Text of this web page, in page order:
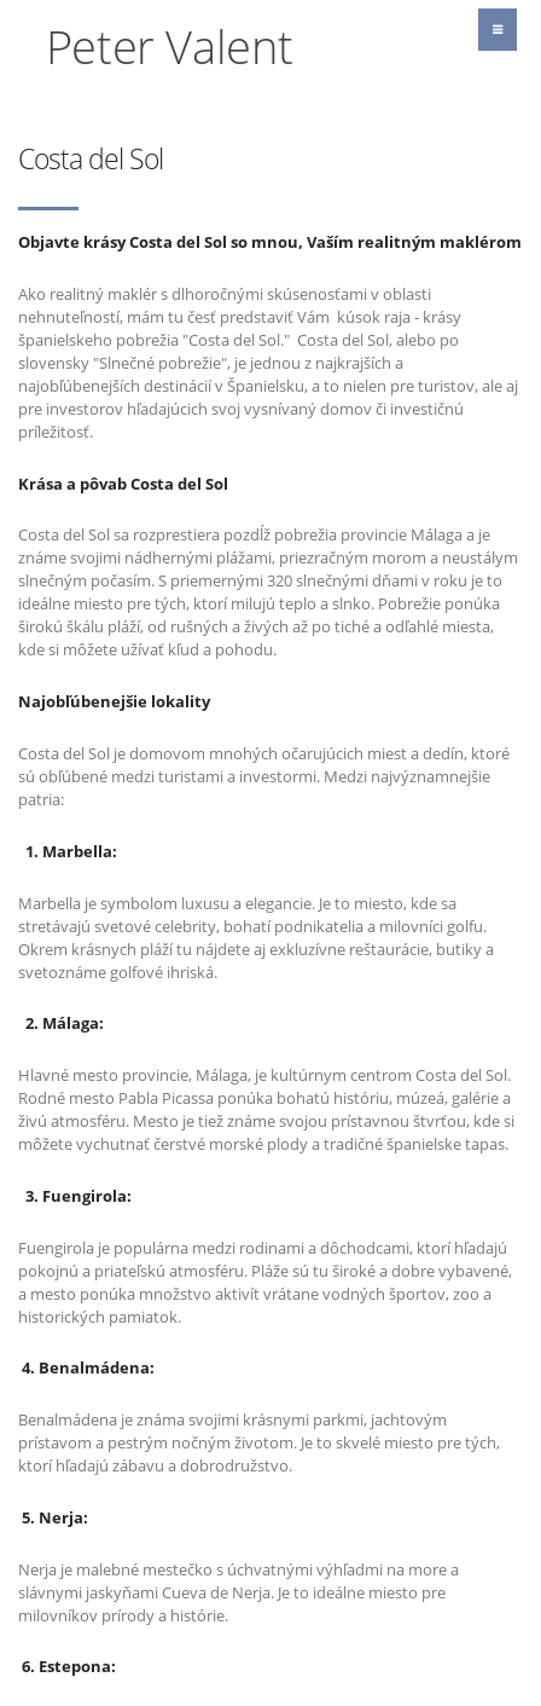
Peter Valent
Costa del Sol
Objavte krásy Costa del Sol so mnou, Vaším realitným maklérom
Ako realitný maklér s dlhoročnými skúsenosťami v oblasti
nehnuteľností, mám tu česť predstaviť Vám kúsok raja - krásy
španielskeho pobrežia "Costa del Sol." Costa del Sol, alebo po
slovensky "Slnečné pobrežie", je jednou z najkrajších a
najobľúbenejších destinácií v Španielsku, a to nielen pre turistov, ale aj
pre investorov hľadajúcich svoj vysnívaný domov či investičnú
príležitosť.
Krása a pôvab Costa del Sol
Costa del Sol sa rozprestiera pozdĺž pobrežia provincie Málaga a je
známe svojimi nádhernými plážami, priezračným morom a neustálym
slnečným počasím. S priemernými 320 slnečnými dňami v roku je to
ideálne miesto pre tých, ktorí milujú teplo a slnko. Pobrežie ponúka
širokú škálu pláží, od rušných a živých až po tiché a odľahlé miesta,
kde si môžete užívať kľud a pohodu.
Najobľúbenejšie lokality
Costa del Sol je domovom mnohých očarujúcich miest a dedín, ktoré
sú obľúbené medzi turistami a investormi. Medzi najvýznamnejšie
patria:
1. Marbella:
Marbella je symbolom luxusu a elegancie. Je to miesto, kde sa
stretávajú svetové celebrity, bohatí podnikatelia a milovníci golfu.
Okrem krásnych pláží tu nájdete aj exkluzívne reštaurácie, butiky a
svetoznáme golfové ihriská.
2. Málaga:
Hlavné mesto provincie, Málaga, je kultúrnym centrom Costa del Sol.
Rodné mesto Pabla Picassa ponúka bohatú históriu, múzeá, galérie a
živú atmosféru. Mesto je tiež známe svojou prístavnou štvrťou, kde si
môžete vychutnať čerstvé morské plody a tradičné španielske tapas.
3. Fuengirola:
Fuengirola je populárna medzi rodinami a dôchodcami, ktorí hľadajú
pokojnú a priateľskú atmosféru. Pláže sú tu široké a dobre vybavené,
a mesto ponúka množstvo aktivít vrátane vodných športov, zoo a
historických pamiatok.
4. Benalmádena:
Benalmádena je známa svojimi krásnymi parkmi, jachtovým
prístavom a pestrým nočným životom. Je to skvelé miesto pre tých,
ktorí hľadajú zábavu a dobrodružstvo.
5. Nerja:
Nerja je malebné mestečko s úchvatnými výhľadmi na more a
slávnymi jaskyňami Cueva de Nerja. Je to ideálne miesto pre
milovníkov prírody a histórie.
6. Estepona: